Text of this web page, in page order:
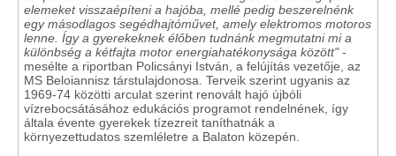
elemeket visszaépíteni a hajóba, mellé pedig beszerelnénk
egy másodlagos segédhajtóművet, amely elektromos motoros
lenne. Így a gyerekeknek élőben tudnánk megmutatni mi a
különbség a kétfajta motor energiahatékonysága között"-
mesélte a riportban Policsányi István, a felújítás vezetője, az
MS Beloiannisz társtulajdonosa. Terveik szerint ugyanis az
1969-74 közötti arculat szerint renovált hajó újbóli
vízrebocsátásához edukációs programot rendelnének, így
általa évente gyerekek tízezreit taníthatnák a
környezettudatos szemléletre a Balaton közepén.